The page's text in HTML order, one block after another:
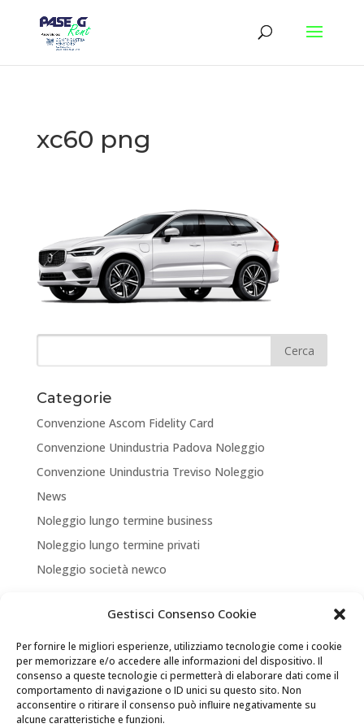
Gestisci Consenso Cookie
Per fornire le migliori esperienze, utilizziamo tecnologie come i cookie
per memorizzare e/o accedere alle informazioni del dispositivo. Il
consenso a queste tecnologie ci permetterà di elaborare dati come il
comportamento di navigazione o ID unici su questo sito. Non
acconsentire o ritirare il consenso può influire negativamente su
alcune caratteristiche e funzioni.
xc60 png
Categorie
Convenzione Ascom Fidelity Card
Convenzione Unindustria Padova Noleggio
Convenzione Unindustria Treviso Noleggio
News
Noleggio lungo termine business
Noleggio lungo termine privati
Noleggio società newco
Articoli recenti
ASSICURA LA TUA MOBILITA’
NEW LOCATION + NEW PARTNERSHIP
Convenzione Soci di UNINDUSTRIA PADOVA TREVISO